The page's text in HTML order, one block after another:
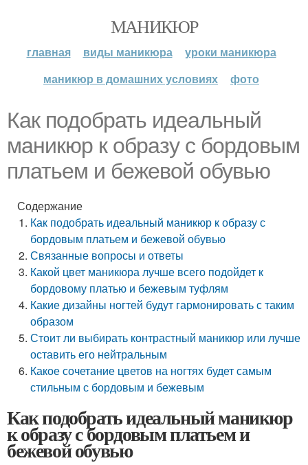
МАНИКЮР
главная виды маникюра
уроки маникюра
маникюр в домашних условиях
фото
Как подобрать идеальный
маникюр к образу с бордовым
платьем и бежевой обувью
Содержание
Как подобрать идеальный маникюр к образу с
бордовым платьем и бежевой обувью
Связанные вопросы и ответы
Какой цвет маникюра лучше всего подойдет к
бордовому платью и бежевым туфлям
Какие дизайны ногтей будут гармонировать с таким
образом
Стоит ли выбирать контрастный маникюр или лучше
оставить его нейтральным
Какое сочетание цветов на ногтях будет самым
стильным с бордовым и бежевым
Как подобрать идеальный маникюр
к образу с бордовым платьем и
бежевой обувью